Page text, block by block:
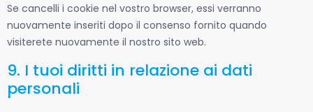
Se cancelli i cookie nel vostro browser, essi verranno
nuovamente inseriti dopo il consenso fornito quando
visiterete nuovamente il nostro sito web.
9. I tuoi diritti in relazione ai dati
personali